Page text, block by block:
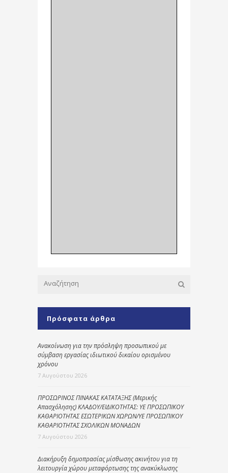
Πρόσφατα άρθρα
Ανακοίνωση για την πρόσληψη προσωπικού με
σύμβαση εργασίας ιδιωτικού δικαίου ορισμένου
χρόνου
7 Αυγούστου 2026
ΠΡΟΣΩΡΙΝΟΣ ΠΙΝΑΚΑΣ ΚΑΤΑΤΑΞΗΣ (Μερικής
Απασχόλησης) ΚΛΑΔΟΥ/ΕΙΔΙΚΟΤΗΤΑΣ: ΥΕ ΠΡΟΣΩΠΙΚΟΥ
ΚΑΘΑΡΙΟΤΗΤΑΣ ΕΣΩΤΕΡΙΚΩΝ ΧΩΡΩΝ/ΥΕ ΠΡΟΣΩΠΙΚΟΥ
ΚΑΘΑΡΙΟΤΗΤΑΣ ΣΧΟΛΙΚΩΝ ΜΟΝΑΔΩΝ
7 Αυγούστου 2026
Διακήρυξη δημοπρασίας μίσθωσης ακινήτου για τη
λειτουργία χώρου μεταφόρτωσης της ανακύκλωσης